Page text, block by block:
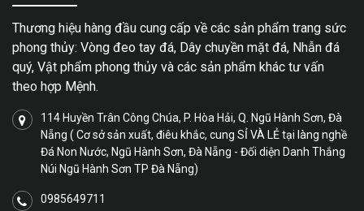
Thương hiệu hàng đầu cung cấp về các sản phẩm trang sức
phong thủy: Vòng đeo tay đá, Dây chuyền mặt đá, Nhẫn đá
quý, Vật phẩm phong thủy và các sản phẩm khác tư vấn
theo hợp Mệnh.
114 Huyền Trân Công Chúa, P. Hòa Hải, Q. Ngũ Hành Sơn, Đà
Nẵng ( Cơ sở sản xuất, điêu khắc, cung SỈ VÀ LẺ tại làng nghề
Đá Non Nước, Ngũ Hành Sơn, Đà Nẵng - Đối diện Danh Thắng
Núi Ngũ Hành Sơn TP Đà Nẵng)
0985649711